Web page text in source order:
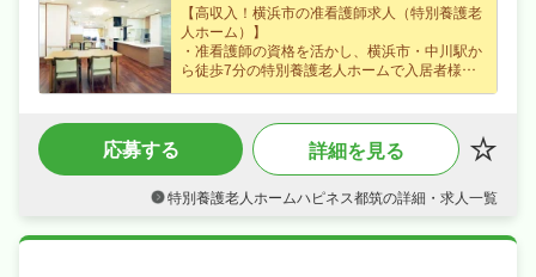
【高収入！横浜市の准看護師求人（特別養護老
人ホーム）】
・准看護師の資格を活かし、横浜市・中川駅か
ら徒歩7分の特別養護老人ホームで入居者様の
・正社員募集で月給28.7万円〜という好条件、
賞与年2回・住宅手当・オンコール手当など各
種手当・昇給ありなど好待遇で、安定した収入
・日勤のみで年間休日119日でメリハリよく働
・社会保険完備、退職金制度あり、住宅補助・
応募する 詳細を見る
特別養護老人ホームハピネス都筑の詳細・求人一覧